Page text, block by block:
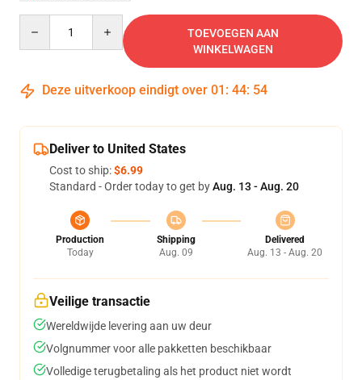
TOEVOEGEN AAN
WINKELWAGEN
Deze uitverkoop eindigt over 01 : 44: 53
Deliver to United States
Cost to ship:$6.99
Standard - Order today to get byAug. 13 - Aug. 20
Production
Today
Shipping
Aug. 09
Delivered
Aug. 13 - Aug. 20
Veilige transactie
Wereldwijde levering aan uw deur
Volgnummer voor alle pakketten beschikbaar
Volledige terugbetaling als het product niet wordt